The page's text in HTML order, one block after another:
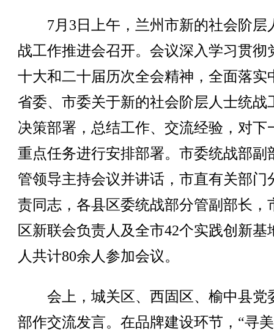
7月3日上午，兰州市新的社会阶层
战工作推进会召开。会议深入学习贯彻
十大和二十届历次全会精神，全面落实
省委、市委关于新的社会阶层人士统战
决策部署，总结工作、交流经验，对下
重点任务进行安排部署。市委统战部副
管领导主持会议并讲话，市直有关部门
责同志，各县区委统战部分管副部长，
区新联会负责人及全市42个实践创新基
人共计80余人参加会议。
会上，城关区、西固区、榆中县党
部作交流发言。在品牌建设环节，“寻